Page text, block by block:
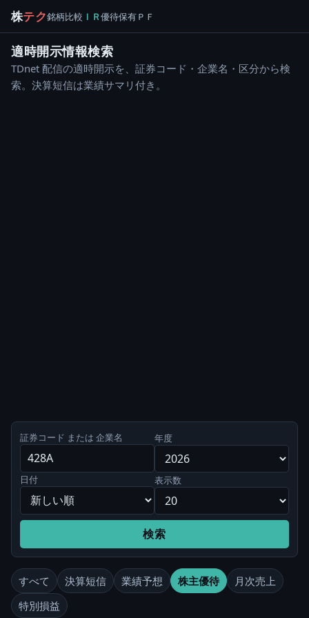
株テク銘柄比較 ＩＲ優待保有ＰＦ
適時開示情報検索
TDnet 配信の適時開示を、証券コード・企業名・区分から検
索。決算短信は業績サマリ付き。
証券コード または 企業名 年度
日付 表示数
検索
すべて 決算短信 業績予想 株主優待
月次売上
特別損益